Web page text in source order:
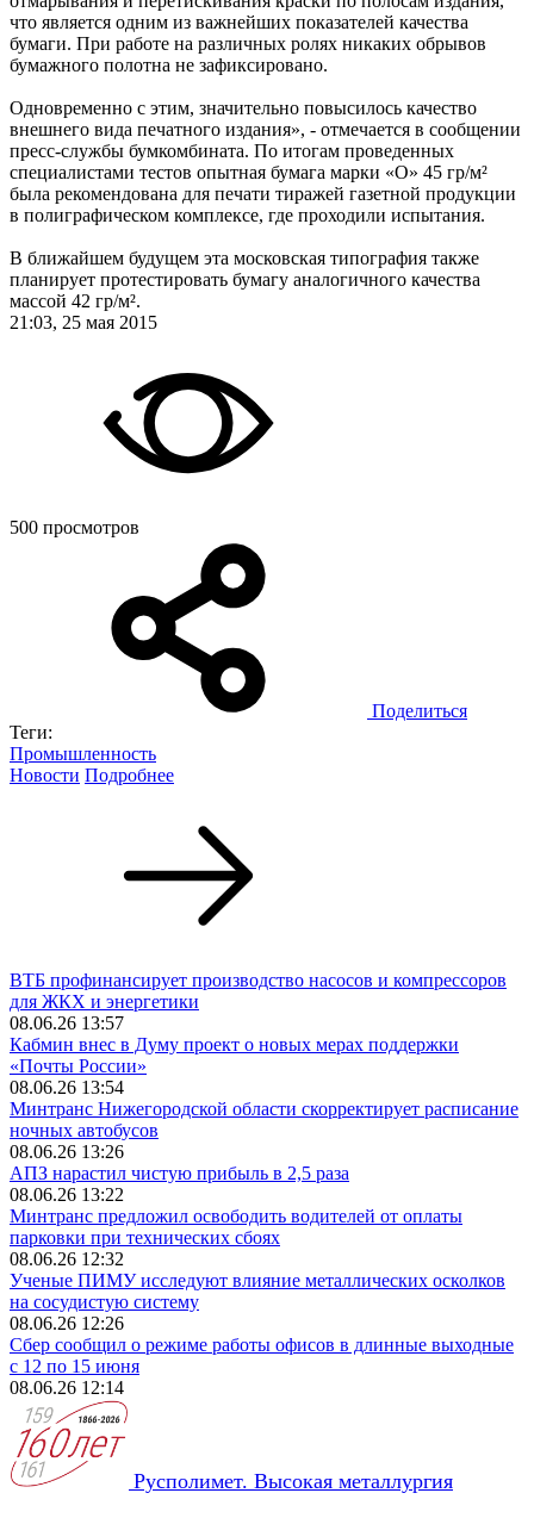
что является одним из важнейших показателей качества
бумаги. При работе на различных ролях никаких обрывов
бумажного полотна не зафиксировано.
Одновременно с этим, значительно повысилось качество
внешнего вида печатного издания», - отмечается в сообщении
пресс-службы бумкомбината. По итогам проведенных
специалистами тестов опытная бумага марки «О» 45 гр/м²
была рекомендована для печати тиражей газетной продукции
в полиграфическом комплексе, где проходили испытания.
В ближайшем будущем эта московская типография также
планирует протестировать бумагу аналогичного качества
массой 42 гр/м².
21:03, 25 мая 2015
500 просмотров
Поделиться
Теги:
Промышленность
Новости Подробнее
ВТБ профинансирует производство насосов и компрессоров
для ЖКХ и энергетики
08.06.26 13:57
Кабмин внес в Думу проект о новых мерах поддержки
«Почты России»
08.06.26 13:54
Минтранс Нижегородской области скорректирует расписание
ночных автобусов
08.06.26 13:26
АПЗ нарастил чистую прибыль в 2,5 раза
08.06.26 13:22
Минтранс предложил освободить водителей от оплаты
парковки при технических сбоях
08.06.26 12:32
Ученые ПИМУ исследуют влияние металлических осколков
на сосудистую систему
08.06.26 12:26
Сбер сообщил о режиме работы офисов в длинные выходные
с 12 по 15 июня
08.06.26 12:14
Русполимет. Высокая металлургия